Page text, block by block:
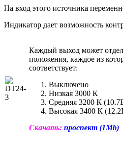
На вход этого источника
Индикатор дает возможность
Каждый выход может
положения, каждое из
соответствует:
Выключено
Низкая 3000 К
Средняя 3200 К
Высокая 3400 К
Скачать: проспект (1Мb)